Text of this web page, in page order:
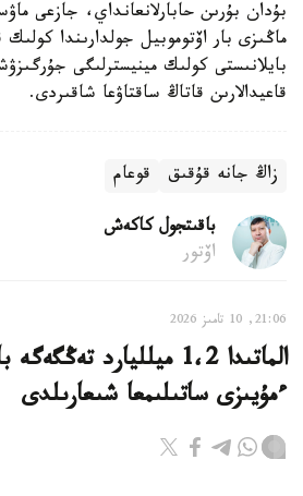
بۇدان بۇرىن حابارلانعانداي، جازعى
ماڭىزى بار اۆتوموبيل جولدارىندا
بايلانىستى كولىك مينيسترلىگى
قاعيدالارىن قاتاڭ ساقتاۋعا شاقىردى.
زاڭ جانە قۇقىق قوعام
باقىتجول كاكەش
اۆتور
21:06, 10 تامىز 2026
الماتىدا 1،2 ميلليارد
ءمۇيىزى ساتىلىمعا شىعارىلدى